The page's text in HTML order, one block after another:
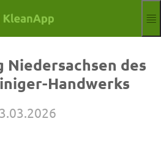
Blog
Hilfe
Job
Niedersachsen des
Handwerks